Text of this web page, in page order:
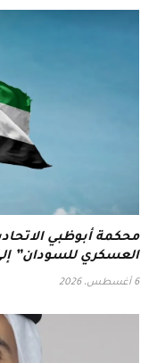
محكمة أبوظبي
العسكري للسودان” إلى 12
6 أغسطس، 2026